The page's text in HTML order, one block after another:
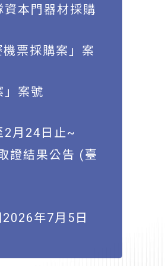
本門器材採購
票採購案」案
」案號
2月24日止~
證結果公告 (臺
年7月5日